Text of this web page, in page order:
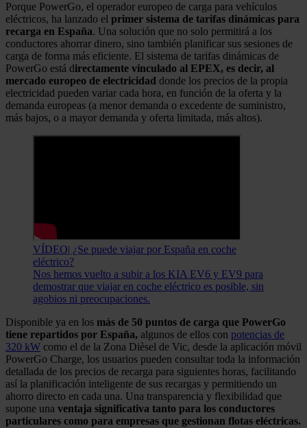
Porque PowerGo, el operador europeo de carga para vehículos
eléctricos, ha lanzado el primer sistema de tarifas dinámicas para
recarga en España. Una solución que no solo permitirá a los
conductores ahorrar dinero, sino también planificar sus sesiones de
carga de forma más eficiente. El sistema de tarifas dinámicas de
PowerGo está directamente vinculado al EPEX, es decir, al
mercado europeo de electricidad donde los precios de la propia
electricidad pueden variar cada hora, en función de la oferta y la
demanda europeas (a menor demanda o excedente de suministro,
más bajos, o a mayor demanda y oferta limitada, más altos).
VÍDEO| ¿Se puede viajar por España en coche
eléctrico?
Nos hemos vuelto a subir a los KIA EV6 y EV9 para
demostrar que viajar en coche eléctrico es posible, sin
agobios ni preocupaciones.
Disponible ya en los más de 50 puntos de carga que PowerGo
tiene repartidos por España, algunos de ellos con potencias de
320 kW como el de la Zona Dièsel de Vic, desde la aplicación móvil
PowerGo Charge, los usuarios pueden consultar toda la información
detallada de los precios de recarga para siguientes horas, facilitando
así la planificación inteligente de sus recargas y permitiendo un
ahorro directo en cada una. Una transparencia y flexibilidad que
supone una ventaja significativa tanto para los conductores
particulares como para empresas que gestionan flotas eléctricas.